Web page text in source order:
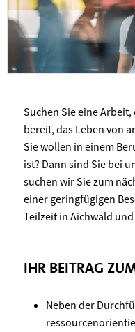
Suchen Sie eine
bereit, das Leben von
Sie wollen in einem
ist? Dann sind Sie bei
suchen wir Sie zum
einer geringfügigen
Teilzeit in Aichwald
IHR BEITRAG
Neben der